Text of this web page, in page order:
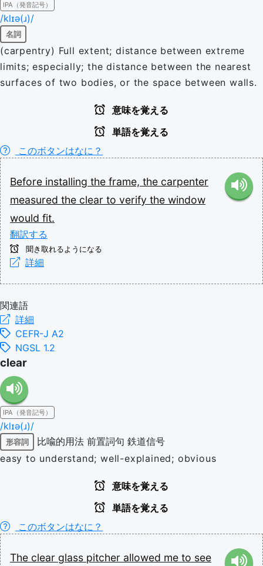
IPA（発音記号）
/klɪə(ɹ)/
名詞
(carpentry) Full extent; distance between extreme
limits; especially; the distance between the nearest
surfaces of two bodies, or the space between walls.
意味を覚える
単語を覚える
このボタンはなに？
Before installing the frame, the carpenter
measured the clear to verify the window
would fit.
翻訳する
聞き取れるようになる
詳細
関連語
詳細
CEFR-J A2
NGSL 1.2
clear
IPA（発音記号）
/klɪə(ɹ)/
形容詞 比喩的用法 前置詞句 鉄道信号
easy to understand; well-explained; obvious
意味を覚える
単語を覚える
このボタンはなに？
The clear glass pitcher allowed me to see